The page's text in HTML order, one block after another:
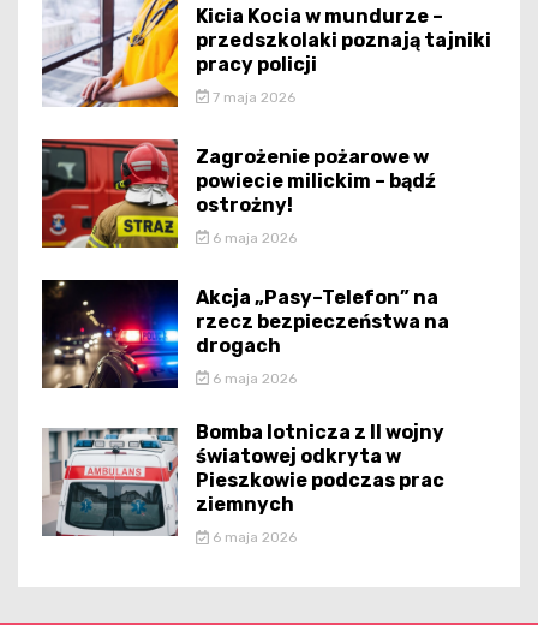
Kicia Kocia w mundurze –
przedszkolaki poznają tajniki
pracy policji
7 maja 2026
Zagrożenie pożarowe w
powiecie milickim – bądź
ostrożny!
6 maja 2026
Akcja „Pasy–Telefon” na
rzecz bezpieczeństwa na
drogach
6 maja 2026
Bomba lotnicza z II wojny
światowej odkryta w
Pieszkowie podczas prac
ziemnych
6 maja 2026